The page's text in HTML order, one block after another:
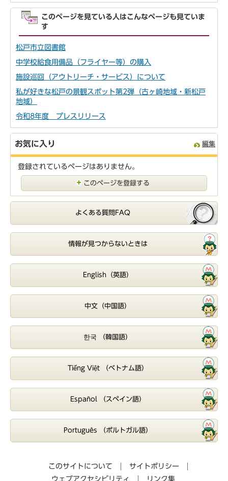
このページを見ている人はこんなページも見ていま
す
松戸市立図書館
中学校給食用備品（フライヤー等）の購入
施設巡回（アウトリーチ・サービス）について
私が好きな松戸の景観スポット第2弾（古ヶ崎地域・新松戸
地域）
令和8年度 プレスリリース
お気に入り 編集
登録されているページはありません。
このページを登録する
よくある質問FAQ
情報が見つからないときは
English（英語）
中文（中国語）
한국 （韓国語）
Tiếng Việt （ベトナム語）
Español （スペイン語）
Português （ポルトガル語）
このサイトについて
サイトポリシー
ウェブアクセシビリティ
リンク集